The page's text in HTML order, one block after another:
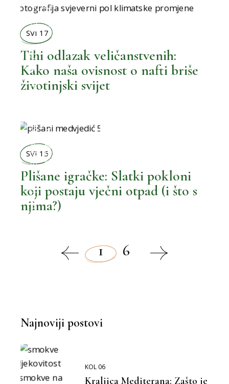
BOLJA OKOLINA
BOLJI ŽIVOT
MOŽEMO BOLJE
SVI 17
Tihi odlazak veličanstvenih:
Kako naša ovisnost o nafti briše
životinjski svijet
BOLJI ŽIVOT
,
SVI 15
Plišane igračke: Slatki pokloni
koji postaju vječni otpad (i što s
njima?)
1 6
Najnoviji postovi
KOL 06
Kraljica Mediterana: Zašto je